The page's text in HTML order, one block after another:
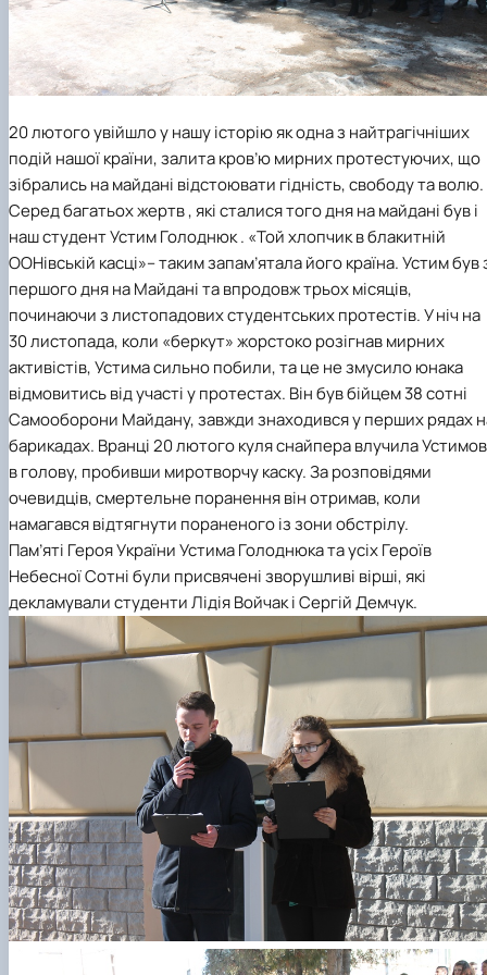
20 лютого увійшло у нашу історію як одна з найтрагічніших
подій нашої країни, залита кров’ю мирних протестуючих, що
зібрались на майдані відстоювати гідність, свободу та волю.
Серед багатьох жертв , які сталися того дня на майдані був і
наш студент Устим Голоднюк . «Той хлопчик в блакитній
ООНівській касці»– таким запам’ятала його країна. Устим був
першого дня на Майдані та впродовж трьох місяців,
починаючи з листопадових студентських протестів. У ніч на
30 листопада, коли «беркут» жорстоко розігнав мирних
активістів, Устима сильно побили, та це не змусило юнака
відмовитись від участі у протестах. Він був бійцем 38 сотні
Самооборони Майдану, завжди знаходився у перших рядах
барикадах. Вранці 20 лютого куля снайпера влучила
в голову, пробивши миротворчу каску. За розповідями
очевидців, смертельне поранення він отримав, коли
намагався відтягнути пораненого із зони обстрілу.
Пам’яті Героя України Устима Голоднюка та усіх Героїв
Небесної Сотні були присвячені зворушливі вірші, які
декламували студенти Лідія Войчак і Сергій Демчук.